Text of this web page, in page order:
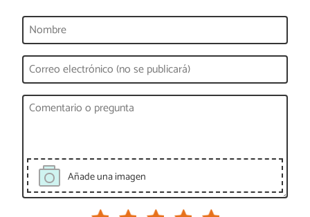
Añade una imagen